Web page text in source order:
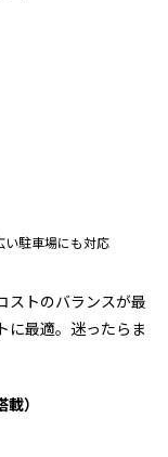
い駐車場にも対応
ストのバランスが最
に最適。迷ったらま
）